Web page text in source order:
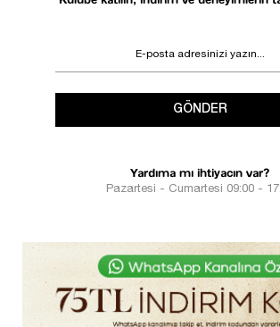
GÖNDER
Yardıma mı ihtiyacın var?
Pazartesi - Cumartesi 09:00 -